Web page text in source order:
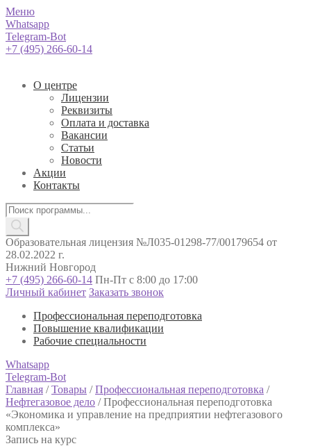
Меню
Whatsapp
Telegram-Bot
+7 (495) 266-60-14
О центре
Лицензии
Реквизиты
Оплата и доставка
Вакансии
Статьи
Новости
Акции
Контакты
Поиск
товаров
Образовательная лицензия №Л035-01298-77/00179654 от
28.02.2022 г.
Нижний Новгород
+7 (495) 266-60-14 Пн-Пт с 8:00 до 17:00
Личный кабинет Заказать звонок
Профессиональная переподготовка
Повышение квалификации
Рабочие специальности
Whatsapp
Telegram-Bot
Главная /Товары /Профессиональная переподготовка /
Нефтегазовое дело /Профессиональная переподготовка
«Экономика и управление на предприятии нефтегазового
комплекса»
Запись на курс